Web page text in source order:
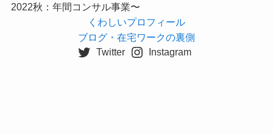
2022秋：年間コンサル事業〜
くわしいプロフィール
ブログ・在宅ワークの裏側
Twitter Instagram